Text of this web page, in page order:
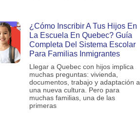
¿Cómo Inscribir A Tus Hijos En
La Escuela En Quebec? Guía
Completa Del Sistema Escolar
Para Familias Inmigrantes
Llegar a Quebec con hijos implica
muchas preguntas: vivienda,
documentos, trabajo y adaptación a
una nueva cultura. Pero para
muchas familias, una de las
primeras